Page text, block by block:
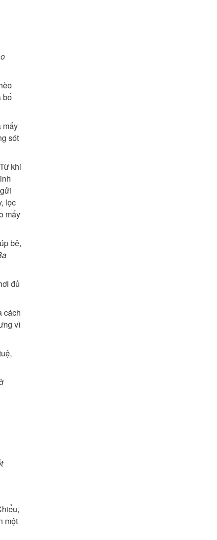
bố
mấy
sót
khi
lọc
mấy
bê,
đủ
cách
vì
một